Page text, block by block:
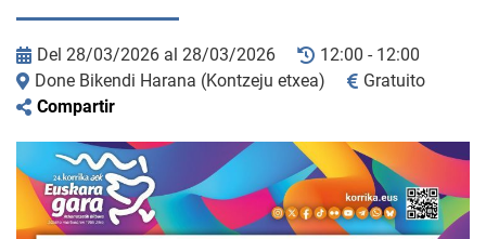
Del 28/03/2026 al 28/03/2026
12:00 - 12:00
Done Bikendi Harana (Kontzeju etxea)
Gratuito
Compartir